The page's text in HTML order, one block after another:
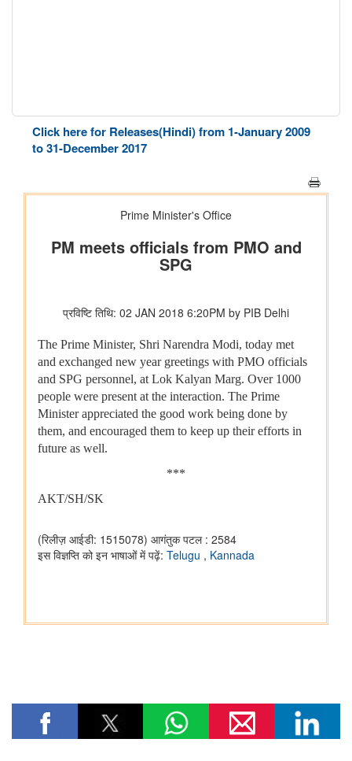
Click here for Releases(Hindi) from 1-January 2009
to 31-December 2017